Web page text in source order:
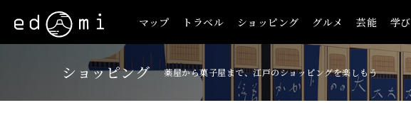
マップ トラベル ショッピング グルメ 芸能 学び
ショッピング 薬屋から菓子屋まで、江戸のショッピングを楽しもう